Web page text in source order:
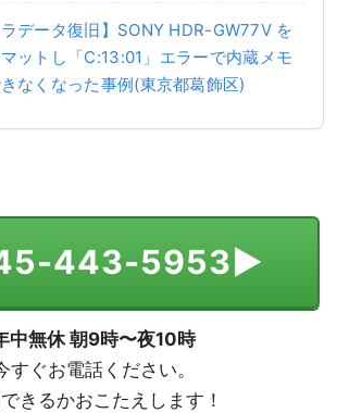
ラデータ復旧】SONY HDR-GW77V を
ットし「C:13:01」エラーで内蔵メモ
なくなった事例(東京都葛飾区)
443-5953▶
中無休 朝9時〜夜10時
すぐお電話ください。
きるかおこたえします！